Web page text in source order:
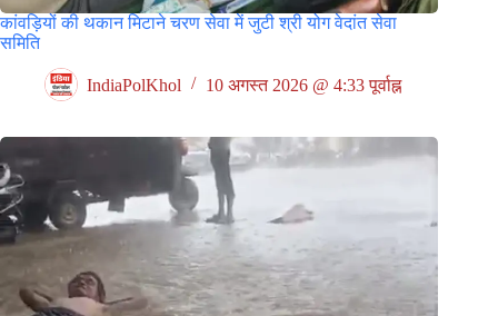
कांवड़ियों की थकान मिटाने चरण सेवा में जुटी श्री योग वेदांत सेवा
समिति
IndiaPolKhol 10 अगस्त 2026 @ 4:33 पूर्वाह्न